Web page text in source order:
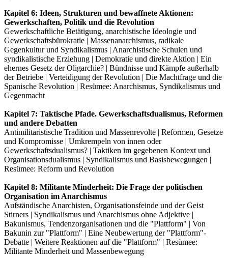
Kapitel 6: Ideen, Strukturen und bewaffnete Aktionen:
Gewerkschaften, Politik und die Revolution
Gewerkschaftliche Betätigung, anarchistische Ideologie und
Gewerkschaftsbürokratie | Massenanarchismus, radikale
Gegenkultur und Syndikalismus | Anarchistische Schulen und
syndikalistische Erziehung | Demokratie und direkte Aktion | Ein
ehernes Gesetz der Oligarchie? | Bündnisse und Kämpfe außerhalb
der Betriebe | Verteidigung der Revolution | Die Machtfrage und die
Spanische Revolution | Resümee: Anarchismus, Syndikalismus und
Gegenmacht
Kapitel 7: Taktische Pfade. Gewerkschaftsdualismus, Reformen
und andere Debatten
Antimilitaristische Tradition und Massenrevolte | Reformen, Gesetze
und Kompromisse | Umkrempeln von innen oder
Gewerkschaftsdualismus? | Taktiken im gegebenen Kontext und
Organisationsdualismus | Syndikalismus und Basisbewegungen |
Resümee: Reform und Revolution
Kapitel 8: Militante Minderheit: Die Frage der politischen
Organisation im Anarchismus
Aufständische Anarchisten, Organisationsfeinde und der Geist
Stirners | Syndikalismus und Anarchismus ohne Adjektive |
Bakunismus, Tendenzorganisationen und die "Plattform" | Von
Bakunin zur "Plattform" | Eine Neubewertung der "Plattform"-
Debatte | Weitere Reaktionen auf die "Plattform" | Resümee:
Militante Minderheit und Massenbewegung